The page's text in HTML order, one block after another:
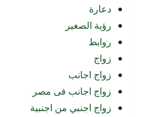
دعارة
رؤية الصغير
روابط
زواج
زواج اجانب
زواج اجانب فى مصر
زواج اجنبي من اجنبية